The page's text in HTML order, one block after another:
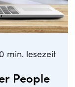
min. lesezeit
People